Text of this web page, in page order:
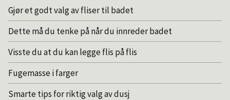
Gjør et godt valg av fliser til badet
Dette må du tenke på når du innreder badet
Visste du at du kan legge flis på flis
Fugemasse i farger
Smarte tips for riktig valg av dusj